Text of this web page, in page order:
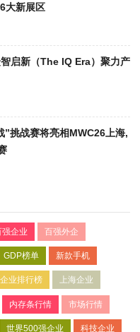
大新展区
启新（The IQ Era）聚力产
”挑战赛将亮相MWC26上海,
强企业 百强外企
GDP榜单 新款手机
企业排行榜 上海企业
内存条行情 市场行情
世界500强企业 科技企业